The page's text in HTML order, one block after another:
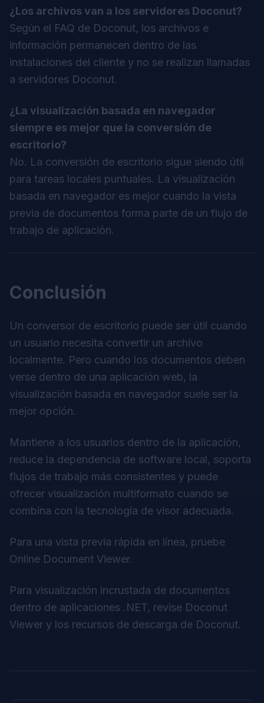
¿Los archivos van a los servidores Doconut?
Según el FAQ de Doconut, los archivos e
información permanecen dentro de las
instalaciones del cliente y no se realizan llamadas
a servidores Doconut.
¿La visualización basada en navegador
siempre es mejor que la conversión de
escritorio?
No. La conversión de escritorio sigue siendo útil
para tareas locales puntuales. La visualización
basada en navegador es mejor cuando la vista
previa de documentos forma parte de un flujo de
trabajo de aplicación.
Conclusión
Un conversor de escritorio puede ser útil cuando
un usuario necesita convertir un archivo
localmente. Pero cuando los documentos deben
verse dentro de una aplicación web, la
visualización basada en navegador suele ser la
mejor opción.
Mantiene a los usuarios dentro de la aplicación,
reduce la dependencia de software local, soporta
flujos de trabajo más consistentes y puede
ofrecer visualización multiformato cuando se
combina con la tecnología de visor adecuada.
Para una vista previa rápida en línea, pruebe
Online Document Viewer.
Para visualización incrustada de documentos
dentro de aplicaciones .NET, revise Doconut
Viewer y los recursos de descarga de Doconut.